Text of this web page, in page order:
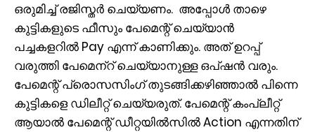
ഒരുമിച്ച് രജിസ്തര്‍ ചെയ്യണം. അപ്പോള്‍ താഴെ
കുട്ടികളുടെ ഫീസും പേമെന്റ് ചെയ്യാന്‍
പച്ചകളറില്‍ Pay എന്ന് കാണിക്കും. അത് ഉറപ്പ്
വരുത്തി പേമെന്‌റ് ചെയ്യാനുള്ള ഒപ്ഷന്‍ വരും.
പേമെന്റ് പ്രൊസസിംഗ് തുടങ്ങിക്കഴിഞ്ഞാല്‍ പിന്നെ
കുട്ടികളെ ഡിലീറ്റ് ചെയ്യരുത്. പേമെന്റ് കംപ്ലീറ്റ്
ആയാല്‍ പേമെന്റ് ഡീറ്റയില്‍സില്‍ Action എന്നതിന്